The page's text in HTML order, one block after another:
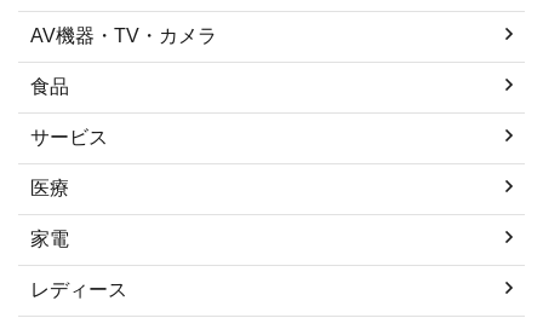
AV機器・TV・カメラ
食品
サービス
医療
家電
レディース